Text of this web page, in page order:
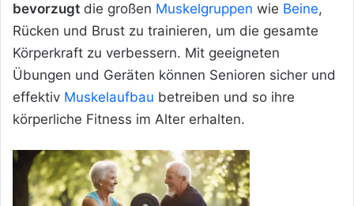
bevorzugt die großen Muskelgruppen wie Beine,
Rücken und Brust zu trainieren, um die gesamte
Körperkraft zu verbessern. Mit geeigneten
Übungen und Geräten können Senioren sicher und
effektiv Muskelaufbau betreiben und so ihre
körperliche Fitness im Alter erhalten.